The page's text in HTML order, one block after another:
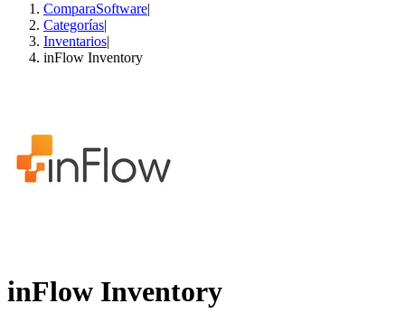
ComparaSoftware|
Categorías|
Inventarios|
inFlow Inventory
inFlow Inventory